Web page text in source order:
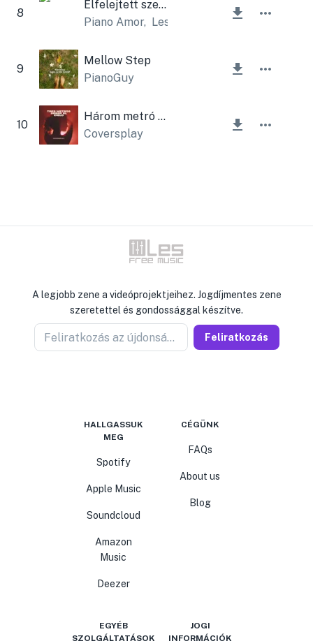
8
Elfelejtett szerelem
Piano Amor, Lesfm
9
Mellow Step
PianoGuy
10
Három metró az égről
Coversplay
A legjobb zene a videóprojektjeihez. Jogdíjmentes zene
szeretettel és gondossággal készítve.
Feliratkozás az újdonságokért Feliratkozás
HALLGASSUK
MEG
Spotify
Apple Music
Soundcloud
Amazon
Music
Deezer
CÉGÜNK
FAQs
About us
Blog
EGYÉB
SZOLGÁLTATÁSOK
JOGI
INFORMÁCIÓK